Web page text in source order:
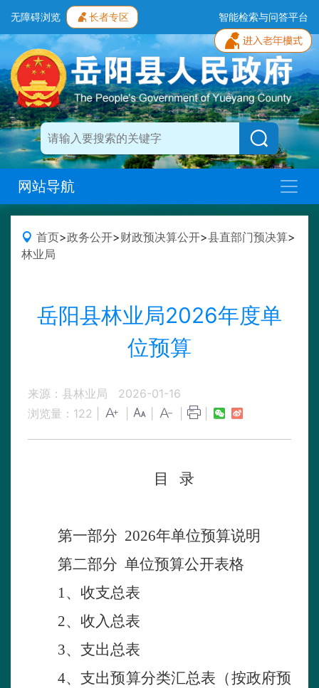
无障碍浏览 长者专区 智能检索与问答平台
网站导航
首页>政务公开>财政预决算公开>县直部门预决算>
林业局
岳阳县林业局2026年度单
位预算
来源：县林业局
2026-01-16
浏览量： 122
目 录
第一部分 2026年单位预算说明
第二部分 单位预算公开表格
1、收支总表
2、收入总表
3、支出总表
4、支出预算分类汇总表（按政府预